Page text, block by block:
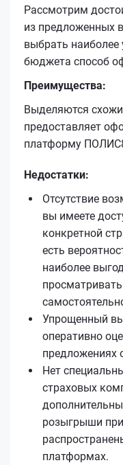
Рассмотрим
из предложенных
выбрать
бюджета способ
Преимущества:
Выделяются
предоставляет
платформу
Недостатки:
Отсутствие
вы имеете
конкретной
есть
наиболее
Упрощенный
оперативно
предложениях
Нет
страховых
розыгрыши
платформах.